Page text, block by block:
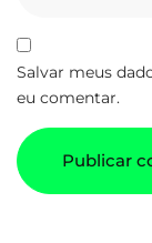
Salvar meus
eu comentar.